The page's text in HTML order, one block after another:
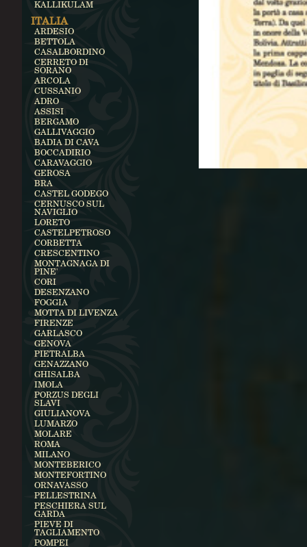
KALLIKULAM
ITALIA
ARDESIO
BETTOLA
CASALBORDINO
CERRETO DI
SORANO
ARCOLA
CUSSANIO
ADRO
ASSISI
BERGAMO
GALLIVAGGIO
BADIA DI CAVA
BOCCADIRIO
CARAVAGGIO
GEROSA
BRA
CASTEL GODEGO
CERNUSCO SUL
NAVIGLIO
LORETO
CASTELPETROSO
CORBETTA
CRESCENTINO
MONTAGNAGA DI
PINE'
CORI
DESENZANO
FOGGIA
MOTTA DI LIVENZA
FIRENZE
GARLASCO
GENOVA
PIETRALBA
GENAZZANO
GHISALBA
IMOLA
PORZUS DEGLI
SLAVI
GIULIANOVA
LUMARZO
MOLARE
ROMA
MILANO
MONTEBERICO
MONTEFORTINO
ORNAVASSO
PELLESTRINA
PESCHIERA SUL
GARDA
PIEVE DI
TAGLIAMENTO
POMPEI